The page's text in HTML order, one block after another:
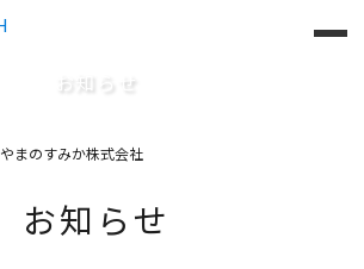
お知らせ
やまのすみか株式会社
お知らせ